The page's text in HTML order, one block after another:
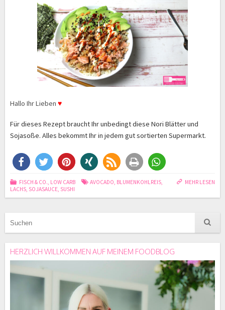
Hallo Ihr Lieben ♥
Für dieses Rezept braucht Ihr unbedingt diese Nori Blätter und
Sojasoße. Alles bekommt Ihr in jedem gut sortierten Supermarkt.
MEHR LESEN
FISCH & CO., LOW CARB AVOCADO, BLUMENKOHLREIS,
LACHS, SOJASAUCE, SUSHI
HERZLICH WILLKOMMEN AUF MEINEM FOODBLOG